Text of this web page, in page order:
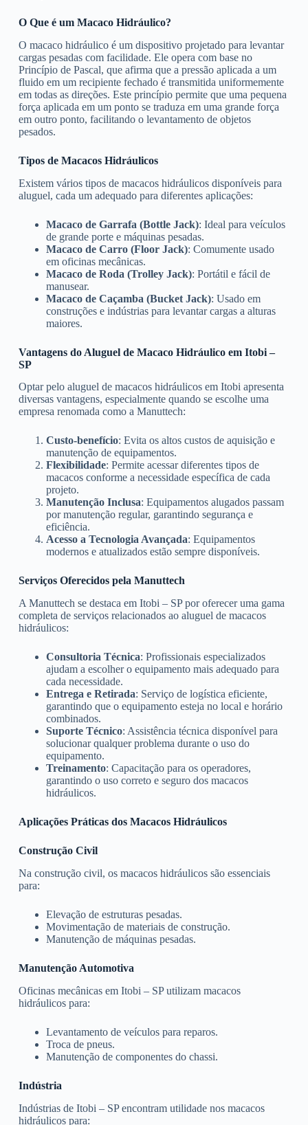
O Que é um Macaco Hidráulico?
O macaco hidráulico é um dispositivo projetado para levantar
cargas pesadas com facilidade. Ele opera com base no
Princípio de Pascal, que afirma que a pressão aplicada a um
fluido em um recipiente fechado é transmitida uniformemente
em todas as direções. Este princípio permite que uma pequena
força aplicada em um ponto se traduza em uma grande força
em outro ponto, facilitando o levantamento de objetos
pesados.
Tipos de Macacos Hidráulicos
Existem vários tipos de macacos hidráulicos disponíveis para
aluguel, cada um adequado para diferentes aplicações:
Macaco de Garrafa (Bottle Jack): Ideal para veículos
de grande porte e máquinas pesadas.
Macaco de Carro (Floor Jack): Comumente usado
em oficinas mecânicas.
Macaco de Roda (Trolley Jack): Portátil e fácil de
manusear.
Macaco de Caçamba (Bucket Jack): Usado em
construções e indústrias para levantar cargas a alturas
maiores.
Vantagens do Aluguel de Macaco Hidráulico em Itobi –
SP
Optar pelo aluguel de macacos hidráulicos em Itobi apresenta
diversas vantagens, especialmente quando se escolhe uma
empresa renomada como a Manuttech:
Custo-benefício: Evita os altos custos de aquisição e
manutenção de equipamentos.
Flexibilidade: Permite acessar diferentes tipos de
macacos conforme a necessidade específica de cada
projeto.
Manutenção Inclusa: Equipamentos alugados passam
por manutenção regular, garantindo segurança e
eficiência.
Acesso a Tecnologia Avançada: Equipamentos
modernos e atualizados estão sempre disponíveis.
Serviços Oferecidos pela Manuttech
A Manuttech se destaca em Itobi – SP por oferecer uma gama
completa de serviços relacionados ao aluguel de macacos
hidráulicos:
Consultoria Técnica: Profissionais especializados
ajudam a escolher o equipamento mais adequado para
cada necessidade.
Entrega e Retirada: Serviço de logística eficiente,
garantindo que o equipamento esteja no local e horário
combinados.
Suporte Técnico: Assistência técnica disponível para
solucionar qualquer problema durante o uso do
equipamento.
Treinamento: Capacitação para os operadores,
garantindo o uso correto e seguro dos macacos
hidráulicos.
Aplicações Práticas dos Macacos Hidráulicos
Construção Civil
Na construção civil, os macacos hidráulicos são essenciais
para:
Elevação de estruturas pesadas.
Movimentação de materiais de construção.
Manutenção de máquinas pesadas.
Manutenção Automotiva
Oficinas mecânicas em Itobi – SP utilizam macacos
hidráulicos para:
Levantamento de veículos para reparos.
Troca de pneus.
Manutenção de componentes do chassi.
Indústria
Indústrias de Itobi – SP encontram utilidade nos macacos
hidráulicos para: